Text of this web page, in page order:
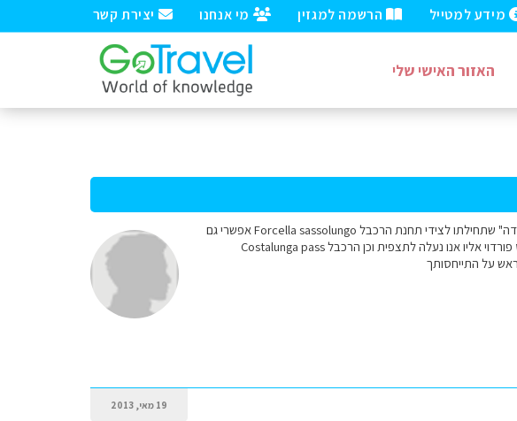
יצירת קשר מי אנחנו הרשמה למגזין מידע למטייל
האזור האישי שלי
שלום רציתי לשאול האם המסלול שאת ממליצה עליו בדולומיטים המכונה "נטוראונדה" שתחילתו לצידי תחנת הרכבל Forcella sassolungo אפשרי גם
כאשר הרכבל סגור. אנו עומדים לבקר בתחילת יוני ובתקופה זו עובד הרכבל בסאס פורדוי אליו אנו נעלה לתצפית וכן הרכבל Costalunga pass
19 מאי, 2013